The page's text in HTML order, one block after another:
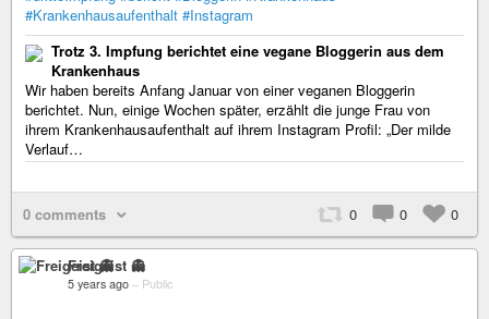
#Krankenhausaufenthalt #Instagram
Trotz 3. Impfung berichtet eine vegane Bloggerin aus dem
Krankenhaus
Wir haben bereits Anfang Januar von einer veganen Bloggerin
berichtet. Nun, einige Wochen später, erzählt die junge Frau von
ihrem Krankenhausaufenthalt auf ihrem Instagram Profil: „Der milde
Verlauf…
0 comments 0 0 0
Freigeist 👻
5 years ago – Public